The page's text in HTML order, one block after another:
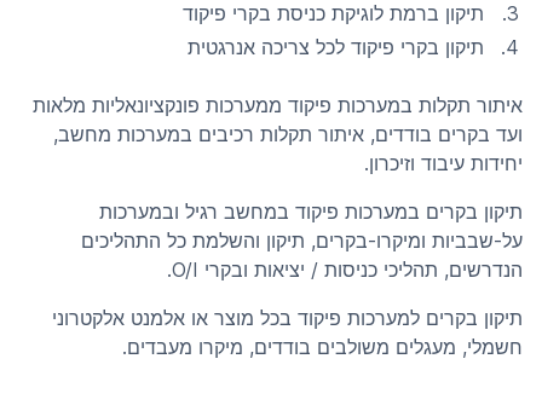
תיקון ברמת לוגיקת כניסת בקרי פיקוד
תיקון בקרי פיקוד לכל צריכה אנרגטית
איתור תקלות במערכות פיקוד ממערכות פונקציונאליות מלאות
ועד בקרים בודדים, איתור תקלות רכיבים במערכות מחשב,
יחידות עיבוד וזיכרון.
תיקון בקרים במערכות פיקוד במחשב רגיל ובמערכות
על-שבביות ומיקרו-בקרים, תיקון והשלמת כל התהליכים
הנדרשים, תהליכי כניסות / יציאות ובקרי O/I.
תיקון בקרים למערכות פיקוד בכל מוצר או אלמנט אלקטרוני
חשמלי, מעגלים משולבים בודדים, מיקרו מעבדים.